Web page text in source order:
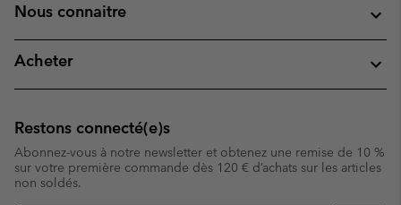
Nous connaitre
Acheter
Restons connecté(e)s
Abonnez-vous à notre newsletter et obtenez une remise de 10 %
sur votre première commande dès 120 € d’achats sur les articles
non soldés.